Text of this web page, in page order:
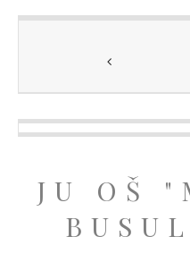
JU OŠ